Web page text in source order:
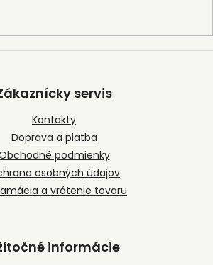
servis
Kontakty
Doprava a platba
podmienky
osobných údajov
a vrátenie tovaru
informácie